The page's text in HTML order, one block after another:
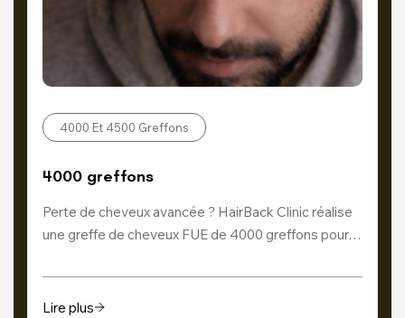
4000 Et 4500 Greffons
4000 greffons
Perte de cheveux avancée ? HairBack Clinic réalise
une greffe de cheveux FUE de 4000 greffons pour…
Lire plus